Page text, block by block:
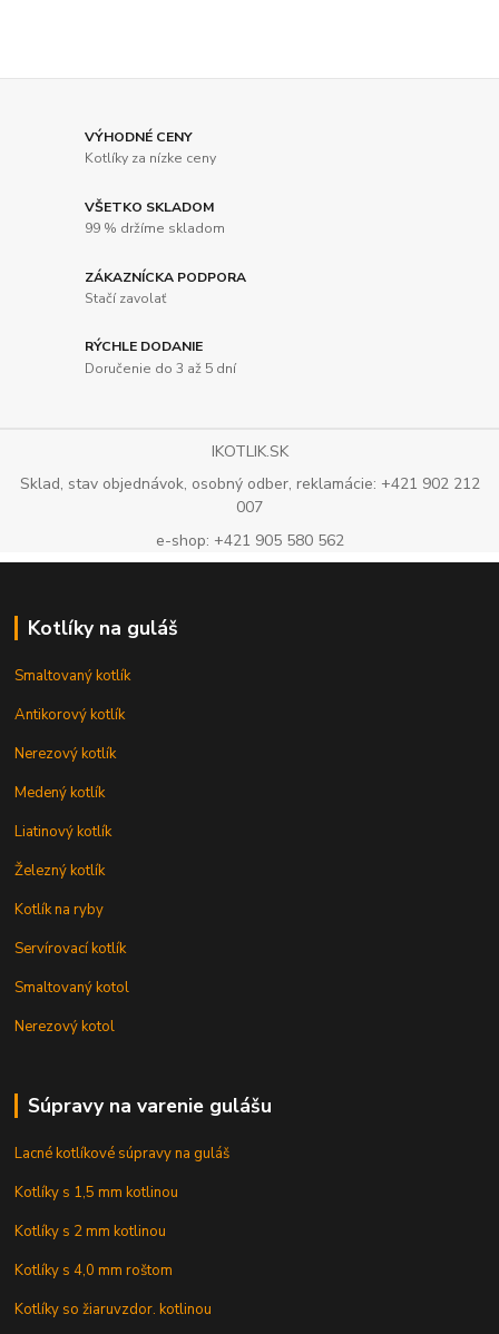
VÝHODNÉ CENY
Kotlíky za nízke ceny
VŠETKO SKLADOM
99 % držíme skladom
ZÁKAZNÍCKA PODPORA
Stačí zavolať
RÝCHLE DODANIE
Doručenie do 3 až 5 dní
IKOTLIK.SK
Sklad, stav objednávok, osobný odber, reklamácie: +421 902 212
007
e-shop: +421 905 580 562
Kotlíky na guláš
Smaltovaný kotlík
Antikorový kotlík
Nerezový kotlík
Medený kotlík
Liatinový kotlík
Železný kotlík
Kotlík na ryby
Servírovací kotlík
Smaltovaný kotol
Nerezový kotol
Súpravy na varenie gulášu
Lacné kotlíkové súpravy na guláš
Kotlíky s 1,5 mm kotlinou
Kotlíky s 2 mm kotlinou
Kotlíky s 4,0 mm roštom
Kotlíky so žiaruvzdor. kotlinou